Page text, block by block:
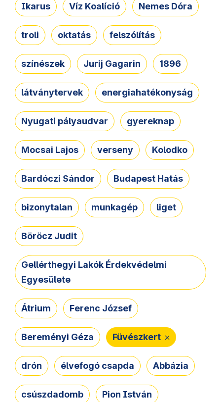
Ikarus Víz Koalíció Nemes Dóra
troli oktatás felszólítás
színészek Jurij Gagarin 1896
látványtervek energiahatékonyság
Nyugati pályaudvar gyereknap
Mocsai Lajos verseny Kolodko
Bardóczi Sándor Budapest Hatás
bizonytalan munkagép liget
Böröcz Judit
Gellérthegyi Lakók Érdekvédelmi
Egyesülete
Átrium Ferenc József
Bereményi Géza Füvészkert
drón élvefogó csapda Abbázia
csúszdadomb Pion István